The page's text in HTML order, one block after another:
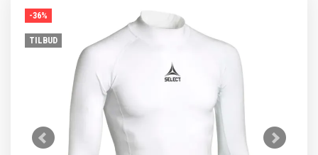
-36%
TILBUD